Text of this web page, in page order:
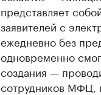
представляет
заявителей с
ежедневно без
одновременно
создания —
сотрудников МФЦ,